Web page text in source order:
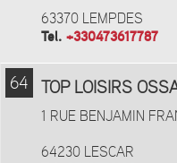
63370 LEMPDES
Tel. +330473617787
64 TOP LOISIRS
1 RUE BENJAMIN
64230 LESCAR